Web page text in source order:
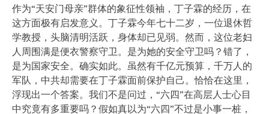
作为“天安门母亲”群体的象征性领袖，丁子霖的经历，在
这方面极有启发意义。丁子霖今年七十二岁，一位退休哲
学教授，头脑清明活跃，身体却已见弱。然而，这位老妇
人周围满是便衣警察守卫。是为她的安全守卫吗？错了，
是为国家安全。确实如此。虽然有千亿元预算，千万人的
军队，中共却需要在丁子霖面前保护自己。恰恰在这里，
浮现出一个答案。我们不是问过，“六四”在高层人士心目
中究竟有多重要吗？假如真以为“六四”不过是小事一桩，